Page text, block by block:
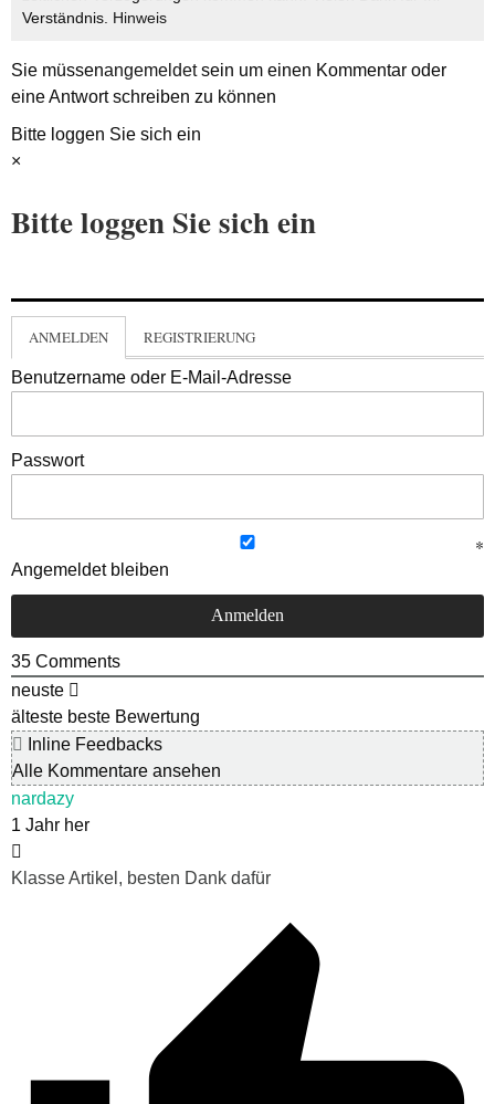
Verständnis. Hinweis
Sie müssenangemeldetsein um einen Kommentar oder
eine Antwort schreiben zu können
Bitte loggen Sie sich ein
×
Bitte loggen Sie sich ein
ANMELDEN REGISTRIERUNG
Benutzername oder E-Mail-Adresse
Passwort
Angemeldet bleiben
35 Comments
neuste
älteste beste Bewertung
Inline Feedbacks
Alle Kommentare ansehen
nardazy
1 Jahr her
Klasse Artikel, besten Dank dafür